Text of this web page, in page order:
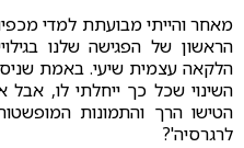
מאחר והייתי מבועתת למדי
הראשון של הפגישה שלנו
הלקאה עצמית שיעי. באמת
השינוי שכל כך ייחלתי לו,
הטישו הרך והתמונות
לרגרסיה'?